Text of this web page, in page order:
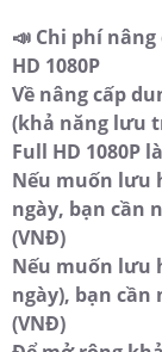
📣 Chi phí
HD 1080P
Về nâng cấp
(khả năng lưu
Full HD 1080P
Nếu muốn lưu
ngày, bạn cần
(VNĐ)
Nếu muốn lưu
ngày), bạn cần
(VNĐ)